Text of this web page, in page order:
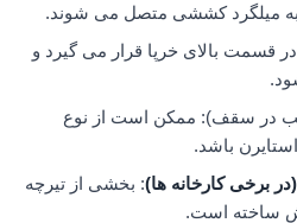
میلگرد کششی متصل می شوند.
قسمت بالای خرپا قرار می گیرد و
در سقف): ممکن است از نوع
باشد.
(در برخی کارخانه ها): بخشی از تیرچه
ساخته است.